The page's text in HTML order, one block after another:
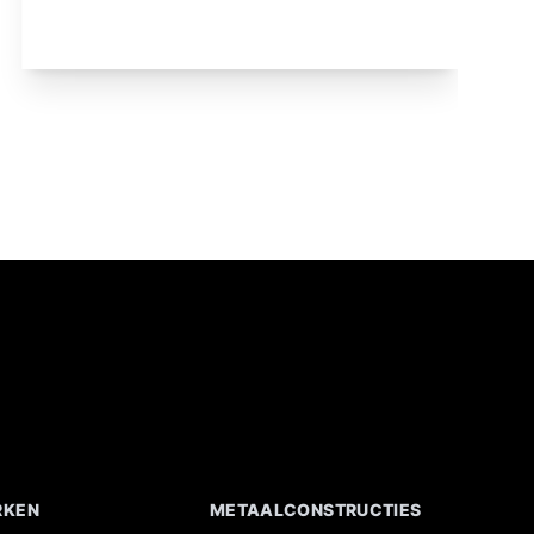
METAALCONSTRUCTIES